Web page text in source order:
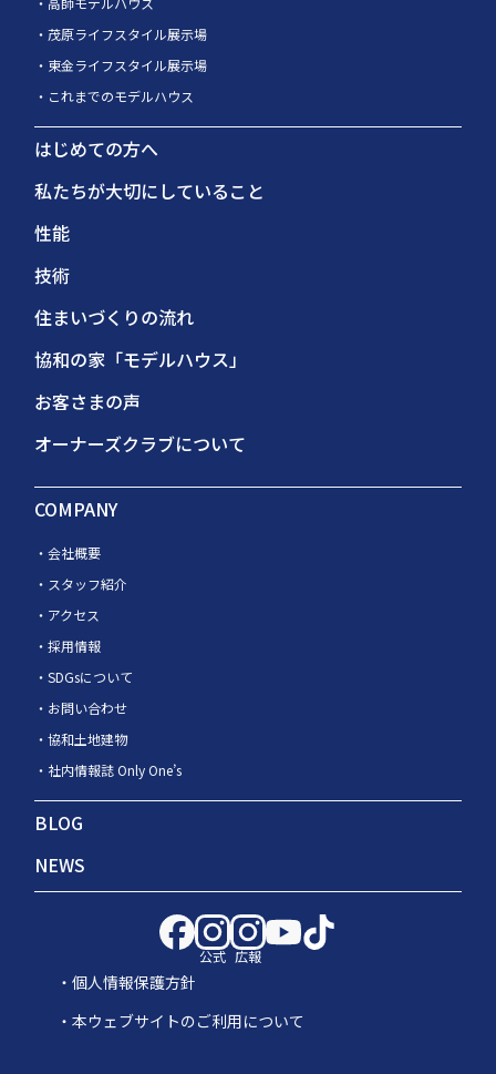
茂原ライフスタイル展示場
東金ライフスタイル展示場
これまでのモデルハウス
はじめての方へ
私たちが大切にしていること
性能
技術
住まいづくりの流れ
協和の家「モデルハウス」
お客さまの声
オーナーズクラブについて
COMPANY
会社概要
スタッフ紹介
アクセス
採用情報
SDGsについて
お問い合わせ
協和土地建物
社内情報誌 Only One’s
BLOG
NEWS
公式 広報
個人情報保護方針
本ウェブサイトのご利用について